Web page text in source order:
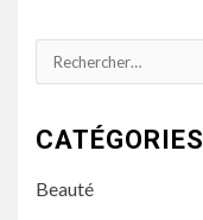
Rechercher :
CATÉGORIES
Beauté